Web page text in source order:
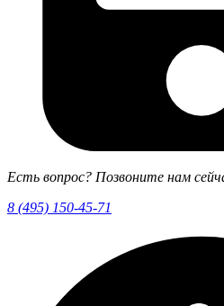
Есть вопрос? Позвоните нам
8 (495) 150-45-71